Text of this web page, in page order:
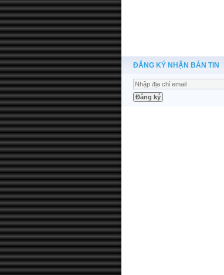
ĐĂNG KÝ NHẬN BẢN TIN